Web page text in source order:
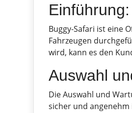
Buggy-Safari ist eine
Fahrzeugen
wird, kann es den
Auswahl
Die Auswahl und
sicher und angenehm